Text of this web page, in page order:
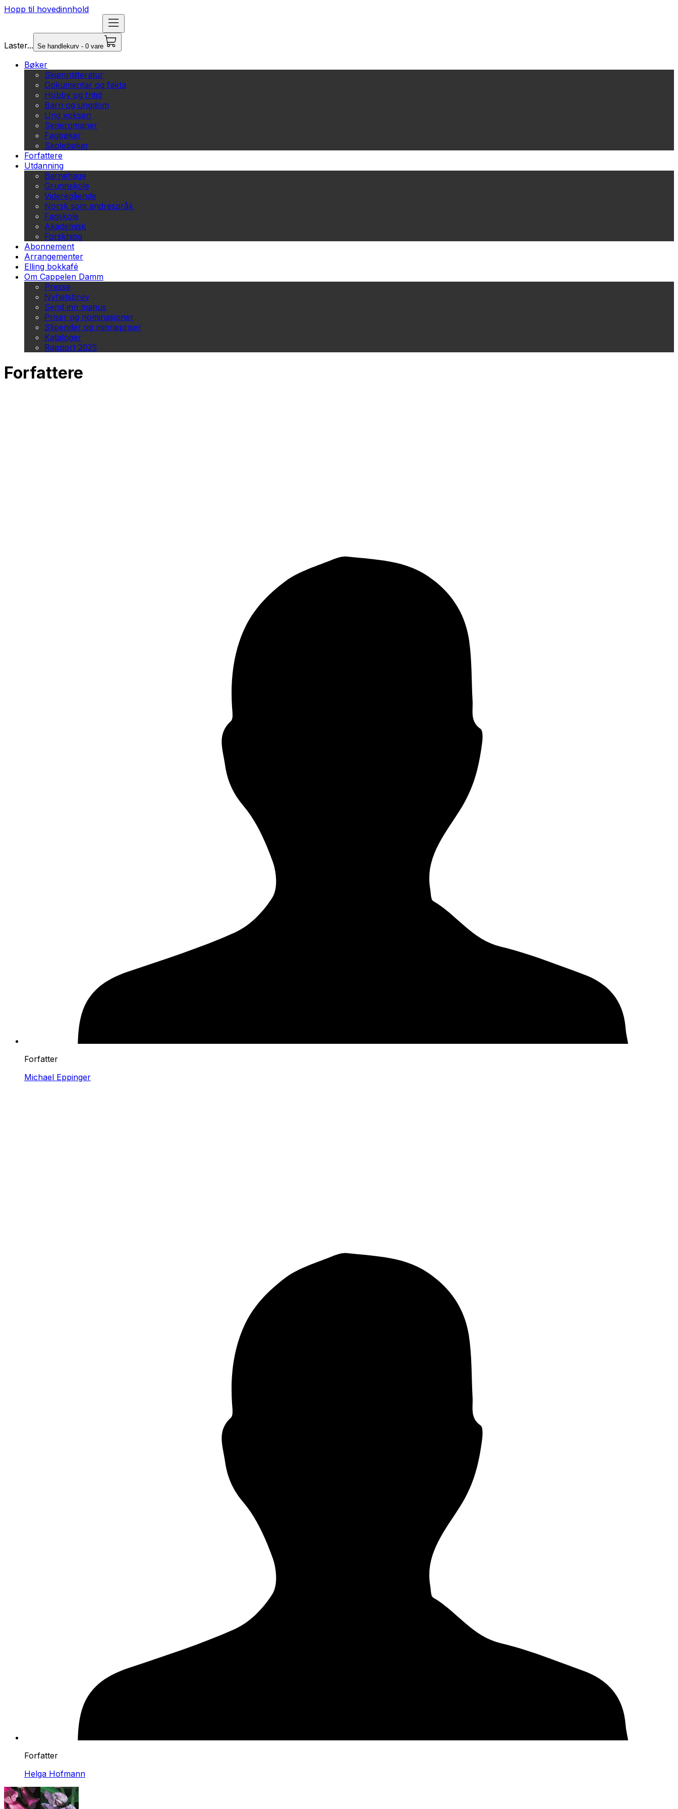
Hopp til hovedinnhold
Laster... Se handlekurv - 0 vare
Bøker
Skjønnlitteratur
Dokumentar og fakta
Hobby og fritid
Barn og ungdom
Ung voksen
Serieromaner
Fagbøker
Skolebøker
Forfattere
Utdanning
Barnehage
Grunnskole
Videregående
Norsk som andrespråk
Fagskole
Akademisk
Forskning
Abonnement
Arrangementer
Elling bokkafé
Om Cappelen Damm
Presse
Nyhetsbrev
Send inn manus
Priser og nominasjoner
Stipender og minnepriser
Kataloger
Rapport 2025
Forfattere
Forfatter
Michael Eppinger
Forfatter
Helga Hofmann